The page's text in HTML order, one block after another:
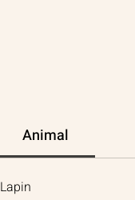
Animal
Lapin